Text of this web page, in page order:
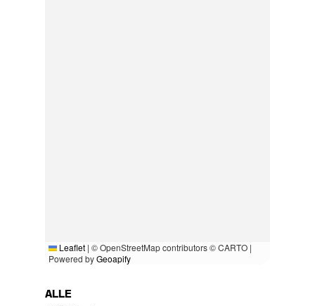
Leaflet | © OpenStreetMap contributors © CARTO |
Powered byGeoapify
ALLE